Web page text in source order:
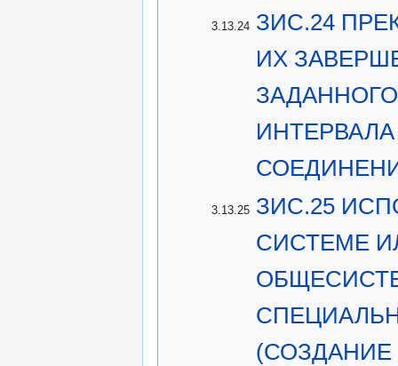
3.13.24 ЗИС.24
ИХ
3.13.25 ЗИС.25
СИСТЕМЕ